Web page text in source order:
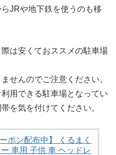
JRや地下鉄を使うのも移
は安くておススメの駐車場
せんのでご注意ください。
用できる駐車場となってい
を気を付けてください。
ポン配布中】 くるまく
車用 子供 車 ヘッドレ